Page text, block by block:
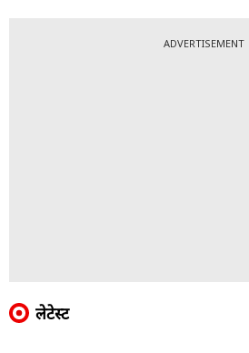
ADVERTISEMENT
लेटेस्ट